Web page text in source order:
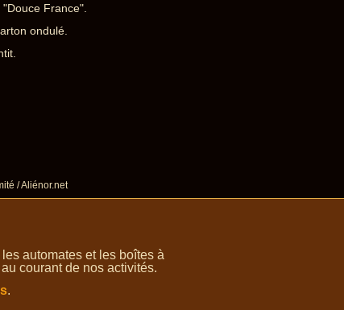
France".
ondulé.
/ Aliénor.net
automates et les boîtes à
courant de nos activités.
.